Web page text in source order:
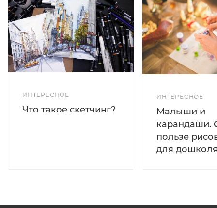
ИНТЕРЕСНОЕ
Что такое скетчинг?
ИНТЕРЕСНОЕ
Малыши и
карандаши.
пользе
для